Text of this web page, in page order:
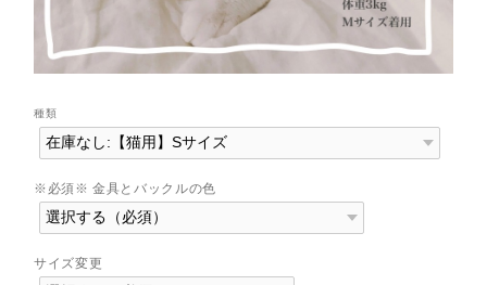
種類
※必須※ 金具とバックルの色
サイズ変更